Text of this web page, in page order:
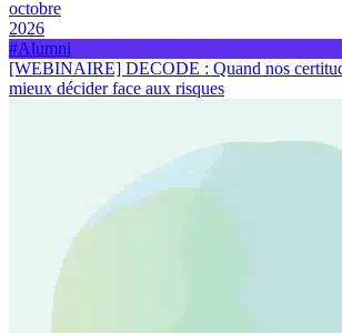
octobre
2026
#Alumni
[WEBINAIRE] DECODE : Quand nos
mieux décider face aux risques